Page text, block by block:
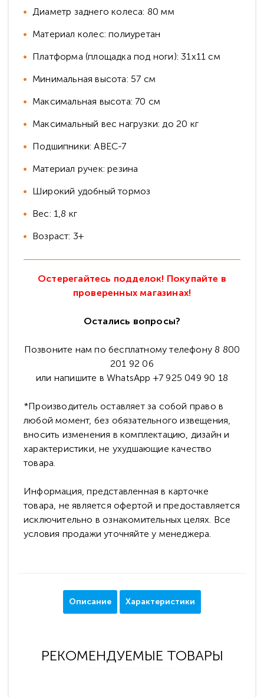
Диаметр заднего колеса: 80 мм
Материал колес: полиуретан
Платформа (площадка под ноги): 31х11 см
Минимальная высота: 57 см
Максимальная высота: 70 см
Максимальный вес нагрузки: до 20 кг
Подшипники: ABEC-7
Материал ручек: резина
Широкий удобный тормоз
Вес: 1,8 кг
Возраст: 3+
Остерегайтесь подделок! Покупайте в
проверенных магазинах!
Остались вопросы?
Позвоните нам по бесплатному телефону 8 800
201 92 06
или напишите в WhatsApp +7 925 049 90 18
*Производитель оставляет за собой право в
любой момент, без обязательного извещения,
вносить изменения в комплектацию, дизайн и
характеристики, не ухудшающие качество
товара.
Информация, представленная в карточке
товара, не является офертой и предоставляется
исключительно в ознакомительных целях. Все
условия продажи уточняйте у менеджера.
Описание Характеристики
РЕКОМЕНДУЕМЫЕ ТОВАРЫ